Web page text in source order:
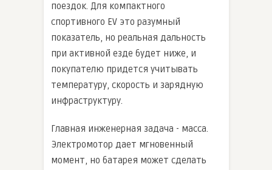
поездок. Для компактного
спортивного EV это разумный
показатель, но реальная дальность
при активной езде будет ниже, и
покупателю придется учитывать
температуру, скорость и зарядную
инфраструктуру.
Главная инженерная задача - масса.
Электромотор дает мгновенный
момент, но батарея может сделать